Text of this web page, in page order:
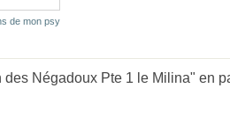
de mon psy
Négadoux Pte 1 le Milina" en